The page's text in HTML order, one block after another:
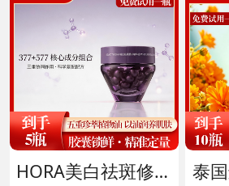
HORA美白祛斑修护精华油 货号141999